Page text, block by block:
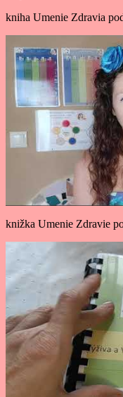
kniha Umenie Zdravia
knižka Umenie Zdravie